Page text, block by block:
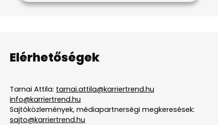
Elérhetőségek
Tarnai Attila: tarnai.attila@karriertrend.hu
info@karriertrend.hu
Sajtóközlemények, médiapartnerségi megkeresések:
sajto@karriertrend.hu